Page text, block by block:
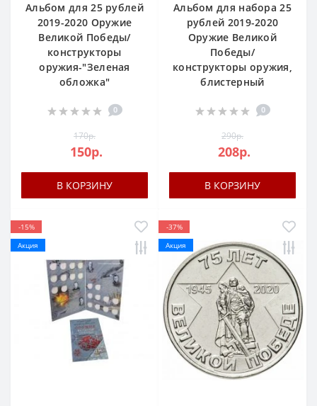
Альбом для 25 рублей
2019-2020 Оружие
Великой Победы/
конструкторы
оружия-"Зеленая
обложка"
0
170р.
150р.
В КОРЗИНУ
Альбом для набора 25
рублей 2019-2020
Оружие Великой
Победы/
конструкторы оружия,
блистерный
0
290р.
208р.
В КОРЗИНУ
-15%
Акция
-37%
Акция